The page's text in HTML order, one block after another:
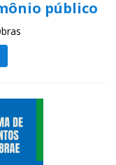
público